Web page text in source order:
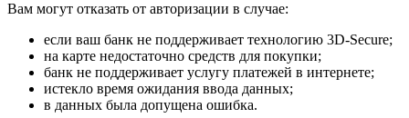
Вам могут отказать от авторизации в случае:
если ваш банк не поддерживает технологию 3D-Secure;
на карте недостаточно средств для покупки;
банк не поддерживает услугу платежей в интернете;
истекло время ожидания ввода данных;
в данных была допущена ошибка.